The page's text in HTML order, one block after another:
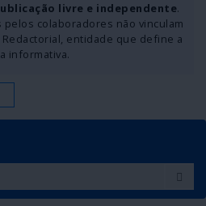
livre e independente.
colaboradores não vinculam
entidade que define a
informativa.